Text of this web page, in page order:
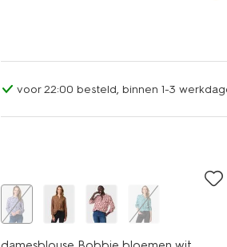
voor 22:00 besteld, binnen 1-3